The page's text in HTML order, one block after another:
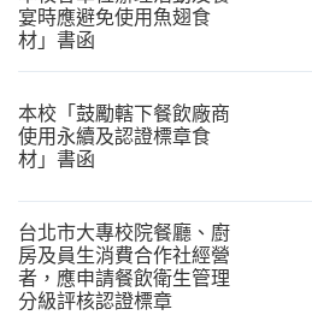
宴時應避免使用魚翅食
材」書函
本校「鼓勵轄下餐飲廠商
使用永續及認證標章食
材」書函
台北市大專校院餐廳、廚
房及員生消費合作社經營
者，應申請餐飲衛生管理
分級評核認證標章